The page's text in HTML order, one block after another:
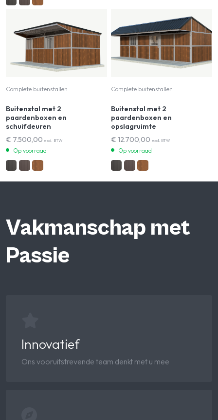
Complete buitenstallen
Buitenstal met 2
paardenboxen en
schuifdeuren
€ 7.500,00 excl. BTW
Op voorraad
Complete buitenstallen
Buitenstal met 2
paardenboxen en
opslagruimte
€ 12.700,00 excl. BTW
Op voorraad
Vakmanschap met
Passie
Innovatief
Ons vooruitstrevende team denkt met u mee